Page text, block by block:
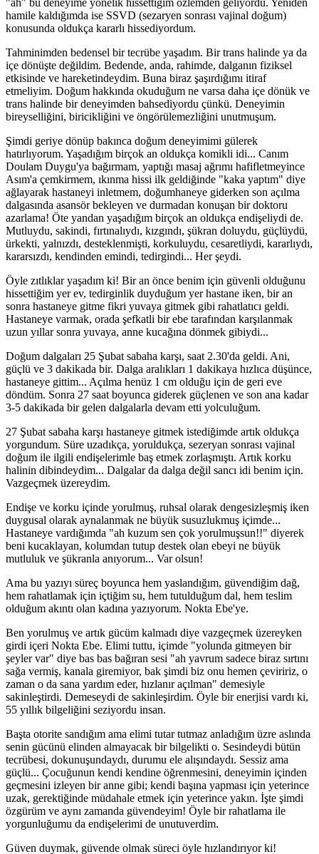
hamile kaldığımda ise SSVD (sezaryen sonrası vajinal doğum)
konusunda oldukça kararlı hissediyordum.
Tahminimden bedensel bir tecrübe yaşadım. Bir trans halinde ya da
içe dönüşte değildim. Bedende, anda, rahimde, dalganın fiziksel
etkisinde ve hareketindeydim. Buna biraz şaşırdığımı itiraf
etmeliyim. Doğum hakkında okuduğum ne varsa daha içe dönük ve
trans halinde bir deneyimden bahsediyordu çünkü. Deneyimin
bireyselliğini, biricikliğini ve öngörülemezliğini unutmuşum.
Şimdi geriye dönüp bakınca doğum deneyimimi gülerek
hatırlıyorum. Yaşadığım birçok an oldukça komikli idi... Canım
Doulam Duygu'ya bağırmam, yaptığı masaj ağrımı hafifletmeyince
Asım'a çemkirmem, ıkınma hissi ilk geldiğinde "kaka yaptım" diye
ağlayarak hastaneyi inletmem, doğumhaneye giderken son açılma
dalgasında asansör bekleyen ve durmadan konuşan bir doktoru
azarlama! Öte yandan yaşadığım birçok an oldukça endişeliydi de.
Mutluydu, sakindi, fırtınalıydı, kızgındı, şükran doluydu, güçlüydü,
ürkekti, yalnızdı, desteklenmişti, korkuluydu, cesaretliydi, kararlıydı,
kararsızdı, kendinden emindi, tedirgindi... Her şeydi.
Öyle zıtlıklar yaşadım ki! Bir an önce benim için güvenli olduğunu
hissettiğim yer ev, tedirginlik duyduğum yer hastane iken, bir an
sonra hastaneye gitme fikri yuvaya gitmek gibi rahatlatıcı geldi.
Hastaneye varmak, orada şefkatli bir ebe tarafından karşılanmak
uzun yıllar sonra yuvaya, anne kucağına dönmek gibiydi...
Doğum dalgaları 25 Şubat sabaha karşı, saat 2.30'da geldi. Ani,
güçlü ve 3 dakikada bir. Dalga aralıkları 1 dakikaya hızlıca düşünce,
hastaneye gittim... Açılma henüz 1 cm olduğu için de geri eve
döndüm. Sonra 27 saat boyunca giderek güçlenen ve son ana kadar
3-5 dakikada bir gelen dalgalarla devam etti yolculuğum.
27 Şubat sabaha karşı hastaneye gitmek istediğimde artık oldukça
yorgundum. Süre uzadıkça, yoruldukça, sezeryan sonrası vajinal
doğum ile ilgili endişelerimle baş etmek zorlaşmıştı. Artık korku
halinin dibindeydim... Dalgalar da dalga değil sancı idi benim için.
Vazgeçmek üzereydim.
Endişe ve korku içinde yorulmuş, ruhsal olarak dengesizleşmiş iken
duygusal olarak aynalanmak ne büyük susuzlukmuş içimde...
Hastaneye vardığımda "ah kuzum sen çok yorulmuşsun!!" diyerek
beni kucaklayan, kolumdan tutup destek olan ebeyi ne büyük
mutluluk ve şükranla anıyorum... Var olsun!
Ama bu yazıyı süreç boyunca hem yaslandığım, güvendiğim dağ,
hem rahatlamak için içtiğim su, hem tutulduğum dal, hem teslim
olduğum akıntı olan kadına yazıyorum. Nokta Ebe'ye.
Ben yorulmuş ve artık gücüm kalmadı diye vazgeçmek üzereyken
girdi içeri Nokta Ebe. Elimi tuttu, içimde "yolunda gitmeyen bir
şeyler var" diye bas bas bağıran sesi "ah yavrum sadece biraz sırtını
sağa vermiş, kanala giremiyor, bak şimdi biz onu hemen çeviririz, o
zaman o da sana yardım eder, hızlanır açılman" demesiyle
sakinleştirdi. Demeseydi de sakinleşirdim. Öyle bir enerjisi vardı ki,
55 yıllık bilgeliğini seziyordu insan.
Başta otorite sandığım ama elimi tutar tutmaz anladığım üzre aslında
senin gücünü elinden almayacak bir bilgelikti o. Sesindeydi bütün
tecrübesi, dokunuşundaydı, durumu ele alışındaydı. Sessiz ama
güçlü... Çocuğunun kendi kendine öğrenmesini, deneyimin içinden
geçmesini izleyen bir anne gibi; kendi başına yapması için yeterince
uzak, gerektiğinde müdahale etmek için yeterince yakın. İşte şimdi
özgürüm ve aynı zamanda güvendeyim! Öyle bir rahatlama ile
yorgunluğumu da endişelerimi de unutuverdim.
Güven duymak, güvende olmak süreci öyle hızlandırıyor ki!